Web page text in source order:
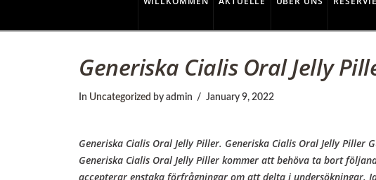
p
p
e
r
Generiska Cialis Oral Jelly
In Uncategorized by admin January 9, 2022
Generiska Cialis Oral Jelly Piller. Generiska Cialis Oral Jelly
Generiska Cialis Oral Jelly Piller kommer att behöva ta bort
accepterar enstaka förfrågningar om att delta i undersökningar.